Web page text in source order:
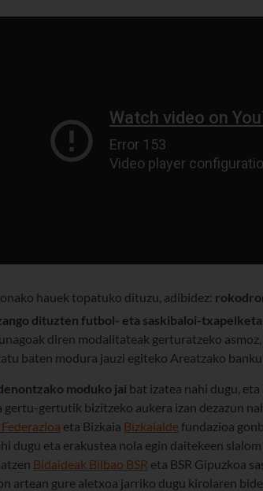
hauek topatuko dituzu, adibidez:
dituzten futbol- eta saskibaloi-
diren modalitateak gerturatzeko asmoz,
baten modura jauzi egiteko Areatzako
moduko jai bat izatea nahi dugu,
gertu-gertutik bizitzeko aukera izan dezazun
eta Bizkaia Bizkaialdefundazioa
dugu eta erakustea nola egin daitekeen
Bidaideak Bilbao BSR eta BSR Gipuzkoa
artean gure aletxoa jarriko dugu kirolaren